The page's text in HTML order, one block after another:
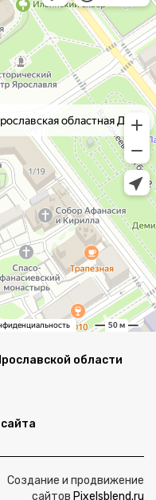
области
Создание и продвижение
сайтов Pixelsblend.ru